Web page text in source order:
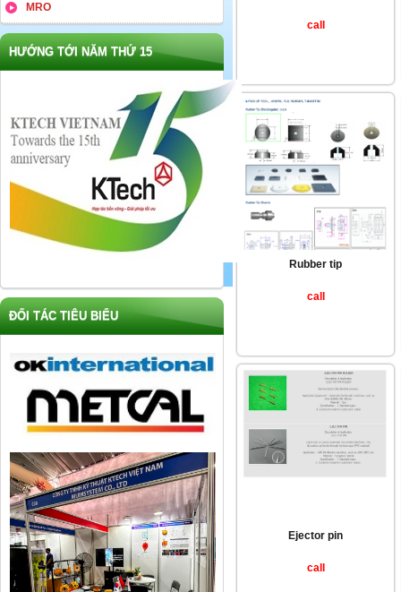
call
Rubber tip
call
Ejector pin
call
MRO
HƯỚNG TỚI NĂM THỨ 15
ĐỐI TÁC TIÊU BIỂU